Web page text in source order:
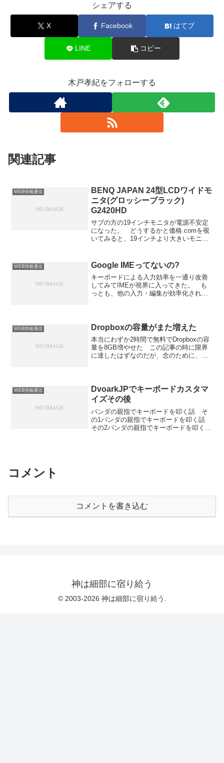
シェアする
X Facebook はてブ
LINE コピー
木戸孝紀をフォローする
関連記事
WEB情報通信
BENQ JAPAN 24型LCDワイドモ
ニタ(グロッシーブラック)
G2420HD
サブの方の19インチモニタが電源不安定
になった。 どうするかと価格.comを覗
いてみると、19インチより大きいモニタ
購入した。 メインに持って行って、以
前買った22インチをサブにする。これ
で、1920×10801680×1050 の2画面。今
のところ特にトラブルもないし、とても
いい感じ。おまけ 技術はどんどん進歩
WEB情報通信 Google IMEってないの?
キーボードによる入力効率を一通り改善
してみてIMEが視界に入ってきた。 も
っとも、他の入力・編集が効率化された
なりに賢い上に長年の使用で辞書が自分
用にカスタマイズされてきているから
だ。 ただGoogleはIMEを作らないのか
な？ という疑問が頭に浮かんだ。 調
べたらこのAjaxを使ったIMEの作者が
言語処理はGoogleの得意中の得意のはず
だし、需要は確実にあるだろうし、
google検索やgmailなどの性能からして変
換効率ももっとよくできそうだし、各ユ
ーザーの入力・登録を元に自動的に単語
や変換規則を学習して賢くなるというよ
WEB情報通信 Dropboxの容量がまた増えた
本当にわずか2時間で無料でDropboxの容
量を8GB増やせた この記事の時に限界
に達したはずなのだが、念のために、
Dropboxのボーナス限界の拡張（？）と同
時に、紙copi Blog: 紙copi × クラウドで
快適な情報共有 の、紙copiの公式ブロ
グにエントリが取り上げられるというす
ごい偶然が発生し、また一気に容量が増
えた。お友達をご紹介することで、ボー
WEB情報通信
DvoarkJPでキーボードカスタマ
イズその後
パンダの親指でキーボードを叩く話 そ
の1パンダの親指でキーボードを叩く話
その2パンダの親指でキーボードを叩く
グコンテストの最高記録」で判断するの
は、たとえるなら「オフィスルームの良
違いない。 Dvoark配列...
コメント
コメントを書き込む
神は細部に宿り給う
© 2003-2026 神は細部に宿り給う.